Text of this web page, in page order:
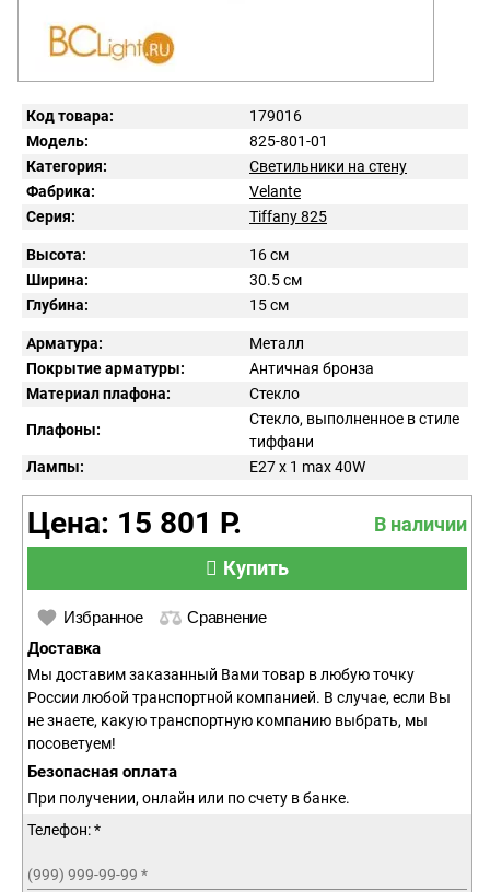
Код товара:
179016
Модель:
825-801-01
Категория:
Светильники на стену
Фабрика:
Velante
Серия:
Tiffany 825
Высота:
16 см
Ширина:
30.5 см
Глубина:
15 см
Арматура:
Металл
Покрытие арматуры:
Античная бронза
Материал плафона:
Стекло
Плафоны:
Стекло, выполненное в стиле
тиффани
Лампы:
E27 x 1 max 40W
Цена: 15 801 Р.
В наличии
Купить
Избранное Сравнение
Доставка
Мы доставим заказанный Вами товар в любую точку
России любой транспортной компанией. В случае, если Вы
не знаете, какую транспортную компанию выбрать, мы
посоветуем!
Безопасная оплата
При получении, онлайн или по счету в банке.
Телефон: *
(999) 999-99-99 *